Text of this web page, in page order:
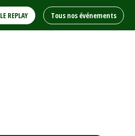
LE REPLAY Tous nos événements